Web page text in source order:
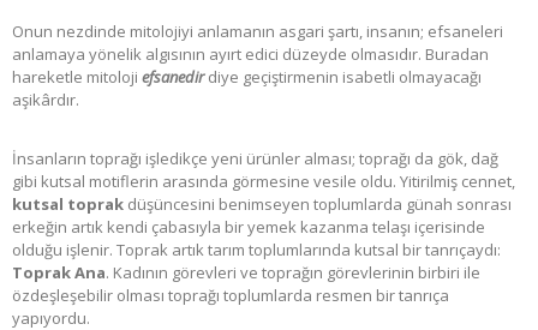
Onun nezdinde mitolojiyi anlamanın asgari şartı, insanın; efsaneleri
anlamaya yönelik algısının ayırt edici düzeyde olmasıdır. Buradan
hareketle mitoloji efsanedirdiye geçiştirmenin isabetli olmayacağı
aşikârdır.
İnsanların toprağı işledikçe yeni ürünler alması; toprağı da gök, dağ
gibi kutsal motiflerin arasında görmesine vesile oldu. Yitirilmiş cennet,
kutsal toprak düşüncesini benimseyen toplumlarda günah sonrası
erkeğin artık kendi çabasıyla bir yemek kazanma telaşı içerisinde
olduğu işlenir. Toprak artık tarım toplumlarında kutsal bir tanrıçaydı:
Toprak Ana. Kadının görevleri ve toprağın görevlerinin birbiri ile
özdeşleşebilir olması toprağı toplumlarda resmen bir tanrıça
yapıyordu.